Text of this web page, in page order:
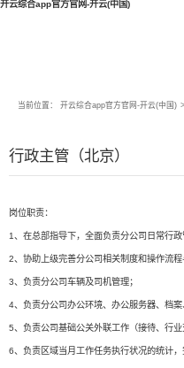
开云综合app官方官网-开云(中国)
当前位置： 开云综合app官方官网-开云(中国) >
行政主管（北京）
岗位职责：
1、在总部指导下，全面负责分公司日常行
2、协助上级完善分公司相关制度和操作流程
3、负责分公司车辆及司机管理；
4、负责分公司办公环境、办公服务器、档案
5、负责公司基础公关外联工作（接待、行
6、负责区域当月工作任务执行状况的统计，